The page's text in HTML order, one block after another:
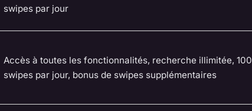
swipes par jour
Accès à toutes les fonctionnalités, recherche illimitée, 100
swipes par jour, bonus de swipes supplémentaires